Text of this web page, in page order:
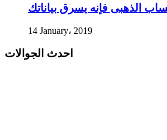
الذهبى فإنه يسرق بياناتك
14 January، 2019
احدث الجوالات